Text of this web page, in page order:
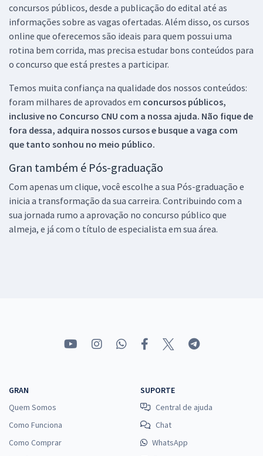
concursos públicos, desde a publicação do edital até as
informações sobre as vagas ofertadas. Além disso, os cursos
online que oferecemos são ideais para quem possui uma
rotina bem corrida, mas precisa estudar bons conteúdos para
o concurso que está prestes a participar.
Temos muita confiança na qualidade dos nossos conteúdos:
foram milhares de aprovados em concursos públicos,
inclusive no Concurso CNU com a nossa ajuda. Não fique de
fora dessa, adquira nossos cursos e busque a vaga com
que tanto sonhou no meio público.
Gran também é Pós-graduação
Com apenas um clique, você escolhe a sua Pós-graduação e
inicia a transformação da sua carreira. Contribuindo com a
sua jornada rumo a aprovação no concurso público que
almeja, e já com o título de especialista em sua área.
GRAN
Quem Somos
Como Funciona
Como Comprar
SUPORTE
Central de ajuda
Chat
WhatsApp